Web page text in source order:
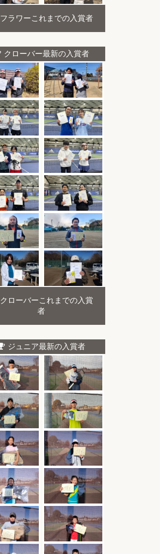
フラワーこれまでの入賞者
クローバー最新の入賞者
クローバーこれまでの入賞
者
ジュニア最新の入賞者